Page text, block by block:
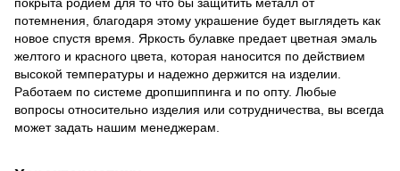
потемнения, благодаря этому украшение будет выглядеть как
новое спустя время. Яркость булавке предает цветная эмаль
желтого и красного цвета, которая наносится по действием
высокой температуры и надежно держится на изделии.
Работаем по системе дропшиппинга и по опту. Любые
вопросы относительно изделия или сотрудничества, вы всегда
может задать нашим менеджерам.